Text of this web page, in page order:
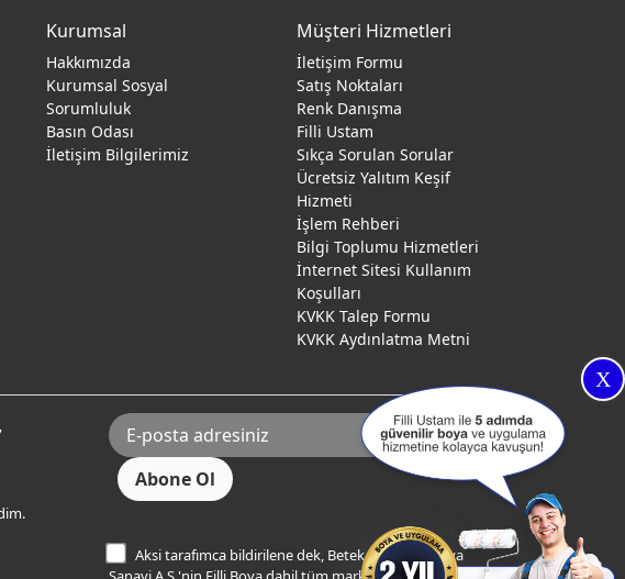
X
Kurumsal
Hakkımızda
Kurumsal Sosyal
Sorumluluk
Basın Odası
İletişim Bilgilerimiz
Müşteri Hizmetleri
İletişim Formu
Satış Noktaları
Renk Danışma
Filli Ustam
Sıkça Sorulan Sorular
Ücretsiz Yalıtım Keşif
Hizmeti
İşlem Rehberi
Bilgi Toplumu Hizmetleri
İnternet Sitesi Kullanım
Koşulları
KVKK Talep Formu
KVKK Aydınlatma Metni
Aksi tarafımca bildirilene dek, Betek Boya ve Kimya